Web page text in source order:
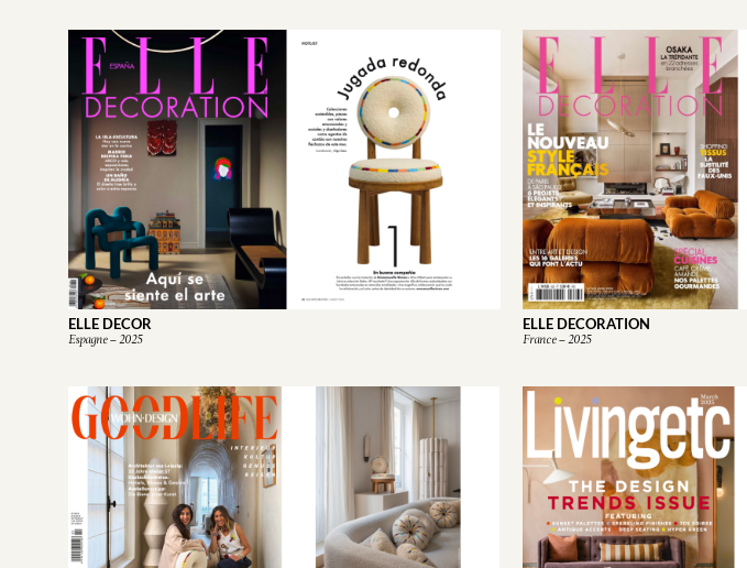
ELLE DECOR
Espagne – 2025
ELLE DECORATION
France – 2025